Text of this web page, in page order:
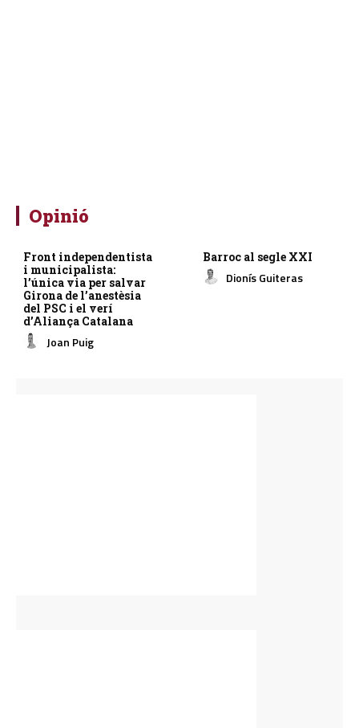
Opinió
Front independentista
i municipalista:
l’única via per salvar
Girona de l’anestèsia
del PSC i el verí
d’Aliança Catalana
Joan Puig
Barroc al segle XXI
Dionís Guiteras